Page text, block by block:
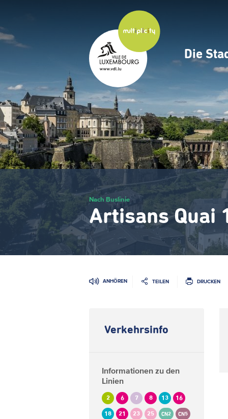
gehen
Die
Nach Buslinie
Artisans Quai
ANHÖREN TEILEN DRUCKEN
Verkehrsinfo
Informationen zu den
Linien
2 6 7 8 13 16
18 21 23 25 CN2 CN5